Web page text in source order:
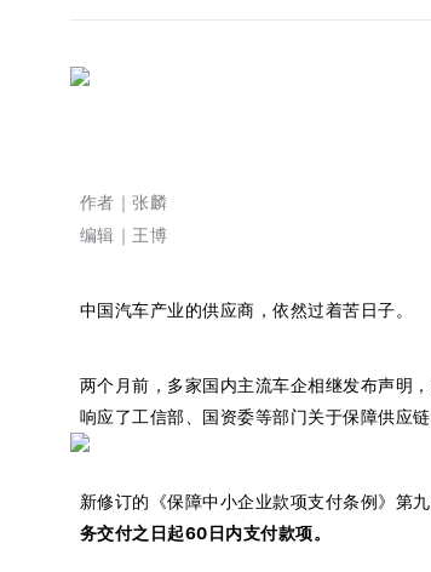
作者｜张麟
编辑｜王博
中国汽车产业的供应商，依然过着苦日子。
两个月前，多家国内主流车企相继发布声明
响应了工信部、国资委等部门关于保障供应链
新修订的《保障中小企业款项支付条例》第九
务交付之日起60日内支付款项。